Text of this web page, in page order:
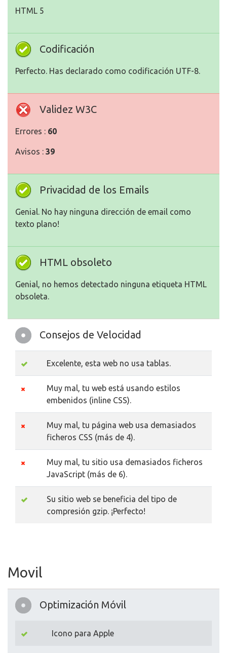
HTML 5
Codificación
Perfecto. Has declarado como codificación UTF-8.
Validez W3C
Errores : 60
Avisos : 39
Privacidad de los Emails
Genial. No hay ninguna dirección de email como
texto plano!
HTML obsoleto
Genial, no hemos detectado ninguna etiqueta HTML
obsoleta.
Consejos de Velocidad
Excelente, esta web no usa tablas.
Muy mal, tu web está usando estilos
embenidos (inline CSS).
Muy mal, tu página web usa demasiados
ficheros CSS (más de 4).
Muy mal, tu sitio usa demasiados ficheros
JavaScript (más de 6).
Su sitio web se beneficia del tipo de
compresión gzip. ¡Perfecto!
Movil
Optimización Móvil
Icono para Apple